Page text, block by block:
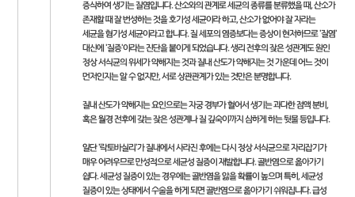
증식하여 생기는 질염입니다. 산소와의 관계로 세균의 종류를 분류했을 때, 산소가
존재할 때 잘 번성하는 것을 호기성 세균이라 하고, 산소가 없어야 잘 자라는
세균을 혐기성 세균이라고 합니다. 질 세포의 염증보다는 증상이 현저하므로 '질염'
대신에 '질증'이라는 진단을 붙이게 되었습니다. 생리 전후의 잦은 성관계도 원인
정상 서식균의 위세가 약해지는 것과 질내 산도가 약해지는 것 가운데 어느 것이
먼저인지는 알 수 없지만, 서로 상관관계가 있는 것만은 분명합니다.
질내 산도가 약해지는 요인으로는 자궁 경부가 헐어서 생기는 과다한 점액 분비,
혹은 월경 전후에 갖는 잦은 성관계나 질 깊숙이까지 심하게 하는 뒷물 등입니다.
일단 '락토바실리'가 질내에서 사라진 후에는 다시 정상 서식균으로 자리잡기가
매우 어려우므로 만성적으로 세균성 질증이 재발합니다. 골반염으로 옮아가기
쉽다. 세균성 질증이 있는 경우에는 골반염을 앓을 확률이 높으며 특히, 세균성
질증이 있는 상태에서 수술을 하게 되면 골반염으로 옮아가기 쉬워집니다. 급성